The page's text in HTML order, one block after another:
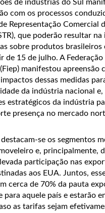
de indústrias do Sul
com os processos
Representação Comercial
que poderão resultar na
sobre produtos brasileiros
de 15 de julho. A
manifestou apreensão
dessas medidas
da indústria nacional e,
estratégicos da indústria
presença no mercado
destacam-se os segmentos
e, principalmente,
participação nas
aos EUA. Juntos,
cerca de 70% da pauta
para aquele país e estarão
as tarifas sejam